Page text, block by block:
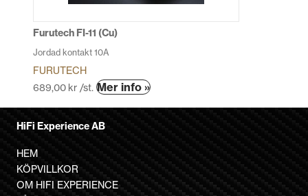
Furutech FI-11 (Cu)
Jordad kontakt 10A
FURUTECH
689,00 kr /st. Mer info »
HiFi Experience AB
HEM
KÖPVILLKOR
OM HIFI EXPERIENCE